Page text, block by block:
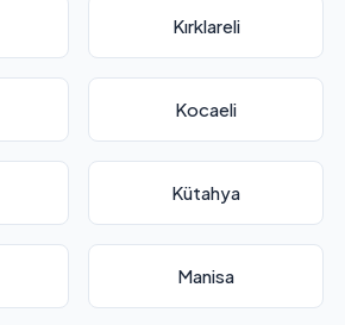
Kırklareli
Kocaeli
Kütahya
Manisa